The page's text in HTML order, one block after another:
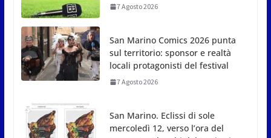
locali protagonisti del festival
San Marino. Eclissi di sole
mercoledì 12, verso l’ora del
tramonto. I luoghi del territorio
7 Agosto 2026